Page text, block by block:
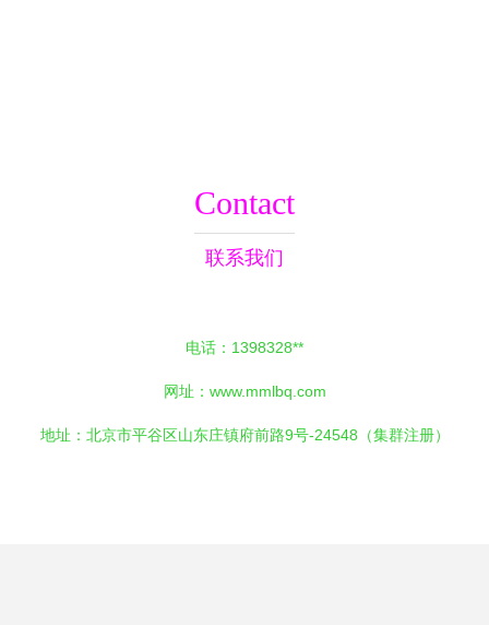
Contact
联系我们
电话：1398328**
网址： www.mmlbq.com
地址：北京市平谷区山东庄镇府前路9号-24548（集群注册）